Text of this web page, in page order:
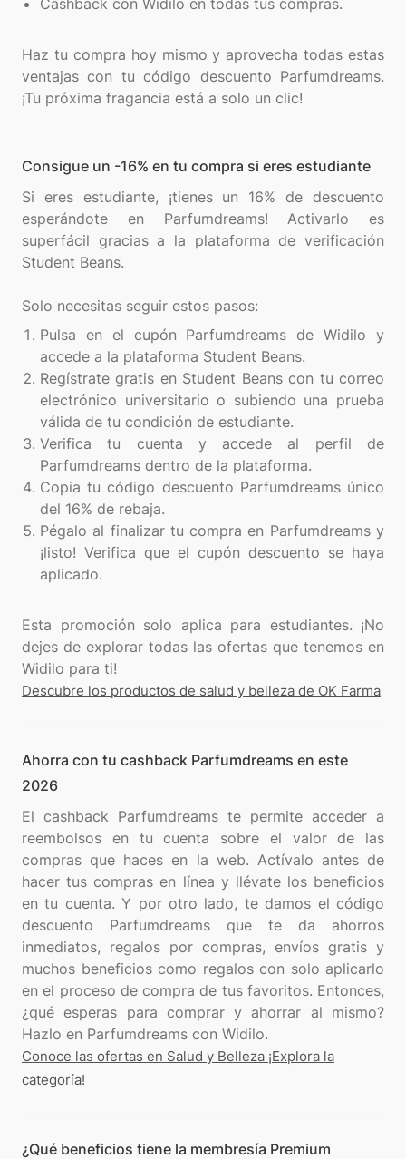
Cashback con Widilo en todas tus compras.
Haz tu compra hoy mismo y aprovecha todas estas
ventajas con tu código descuento Parfumdreams.
Consigue un -16% en tu compra si eres estudiante
Si eres estudiante, ¡tienes un 16% de descuento
esperándote en Parfumdreams! Activarlo es
superfácil gracias a la plataforma de verificación
Student Beans.
Pulsa en el cupón Parfumdreams de Widilo y
accede a la plataforma Student Beans.
Regístrate gratis en Student Beans con tu correo
electrónico universitario o subiendo una prueba
válida de tu condición de estudiante.
Verifica tu cuenta y accede al perfil de
Parfumdreams dentro de la plataforma.
Copia tu código descuento Parfumdreams único
del 16% de rebaja.
Pégalo al finalizar tu compra en Parfumdreams y
¡listo! Verifica que el cupón descuento se haya
aplicado.
Esta promoción solo aplica para estudiantes. ¡No
dejes de explorar todas las ofertas que tenemos en
Descubre los productos de salud y belleza de OK Farma
Ahorra con tu cashback Parfumdreams en este
2026
El cashback Parfumdreams te permite acceder a
reembolsos en tu cuenta sobre el valor de las
compras que haces en la web. Actívalo antes de
hacer tus compras en línea y llévate los beneficios
en tu cuenta. Y por otro lado, te damos el código
descuento Parfumdreams que te da ahorros
inmediatos, regalos por compras, envíos gratis y
muchos beneficios como regalos con solo aplicarlo
en el proceso de compra de tus favoritos. Entonces,
¿qué esperas para comprar y ahorrar al mismo?
Conoce las ofertas en Salud y Belleza ¡Explora la
categoría!
¿Qué beneficios tiene la membresía Premium